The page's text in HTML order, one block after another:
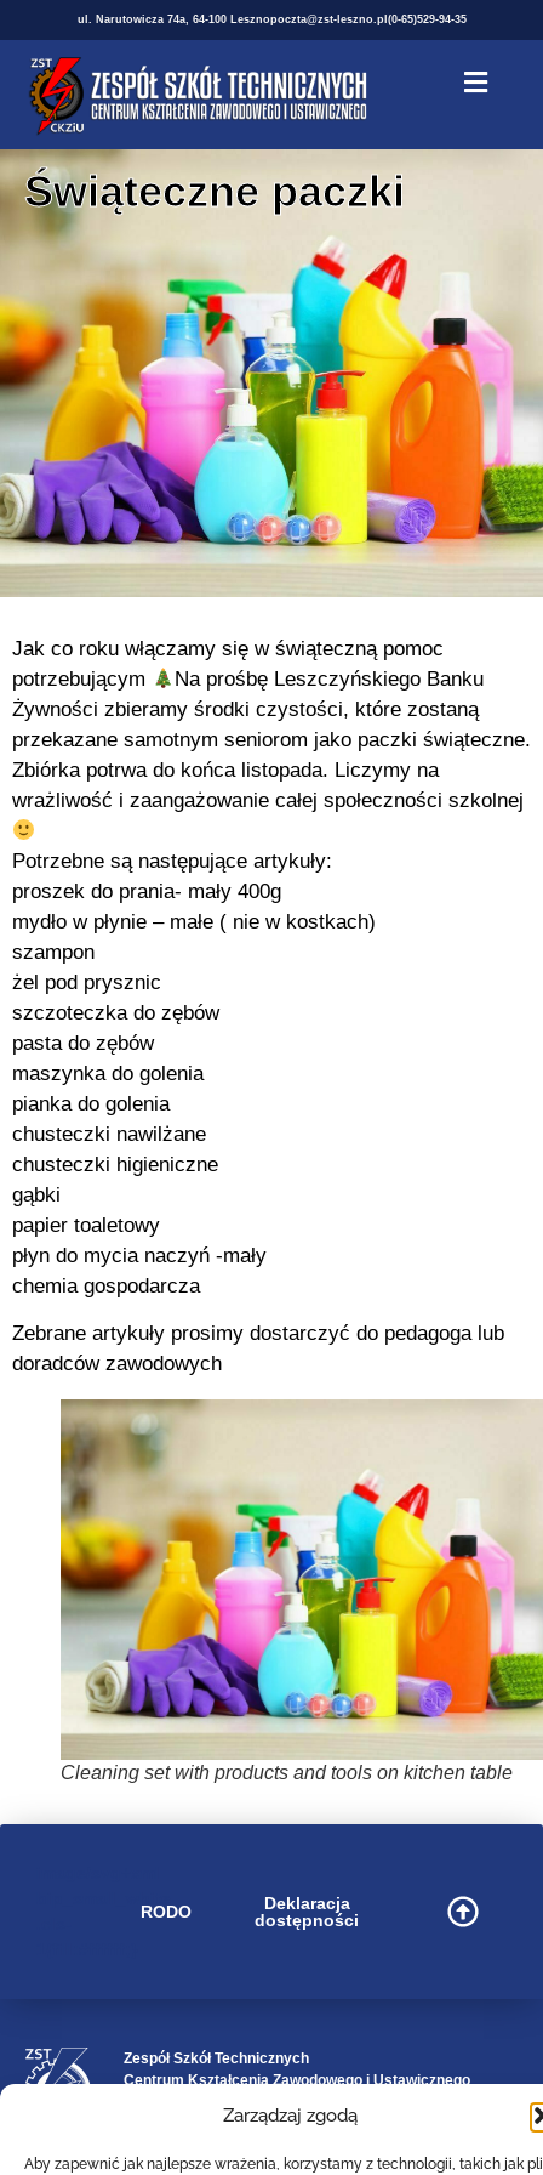
Zarządzaj zgodą
Aby zapewnić jak najlepsze wrażenia, korzystamy z technologii, takich jak
ul. Narutowicza 74a, 64-100 Lesznopoczta@zst-leszno.pl (0-65)529-94-35
Świąteczne paczki
Jak co roku włączamy się w świąteczną pomoc
potrzebującym
Na prośbę Leszczyńskiego Banku
Żywności zbieramy środki czystości, które zostaną
przekazane samotnym seniorom jako paczki świąteczne.
Zbiórka potrwa do końca listopada. Liczymy na
wrażliwość i zaangażowanie całej społeczności szkolnej
Potrzebne są następujące artykuły:
proszek do prania- mały 400g
mydło w płynie – małe ( nie w kostkach)
szampon
żel pod prysznic
szczoteczka do zębów
pasta do zębów
maszynka do golenia
pianka do golenia
chusteczki nawilżane
chusteczki higieniczne
gąbki
papier toaletowy
płyn do mycia naczyń -mały
chemia gospodarcza
Zebrane artykuły prosimy dostarczyć do pedagoga lub
doradców zawodowych
Cleaning set with products and tools on kitchen table
RODO
Deklaracja
dostępności
Zespół Szkół Technicznych
Centrum Kształcenia Zawodowego i Ustawicznego
im. 55. Poznańskiego Pułku Piechoty
ul. Narutowicza 74a, 64-100 Leszno (woj. wielkopolskie)